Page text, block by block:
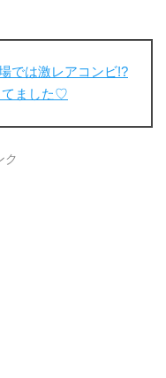
では激レアコンビ!?
てました♡
ク